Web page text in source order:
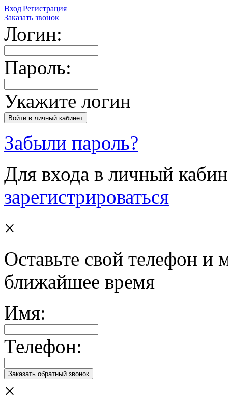
Вход|Регистрация
Заказать звонок
Логин:
Пароль:
Укажите логин
Забыли пароль?
Для входа в личный
зарегистрироваться
×
Оставьте свой телефон и
ближайшее время
Имя:
Телефон:
×